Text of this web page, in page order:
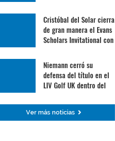
Cristóbal del Solar cierra
de gran manera el Evans
Scholars Invitational con
Niemann cerró su
defensa del título en el
LIV Golf UK dentro del
Ver más noticias